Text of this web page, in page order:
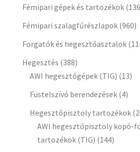
Fémipari gépek és tartozékok
Fémipari szalagfűrészlapok (960)
Forgatók és hegesztőasztalok
Hegesztés (388)
AWI hegesztőgépek (TIG) (13)
Füstelszívó berendezések (4)
Hegesztőpisztoly tartozékok
AWI hegesztőpisztoly kopó-
tartozékok (TIG) (144)